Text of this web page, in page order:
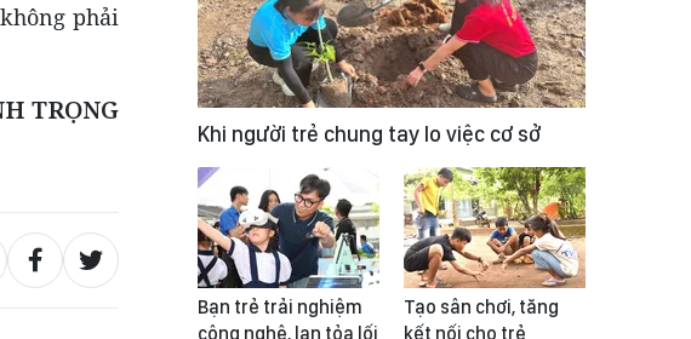
phải
TRỌNG
Khi người trẻ chung tay lo việc cơ sở
Bạn trẻ trải nghiệm
công nghệ, lan tỏa lối
Tạo sân chơi, tăng
kết nối cho trẻ